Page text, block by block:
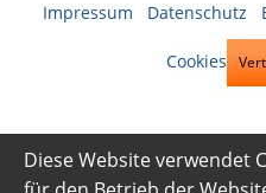
Impressum Datenschutz
Cookies
Diese Website verwendet